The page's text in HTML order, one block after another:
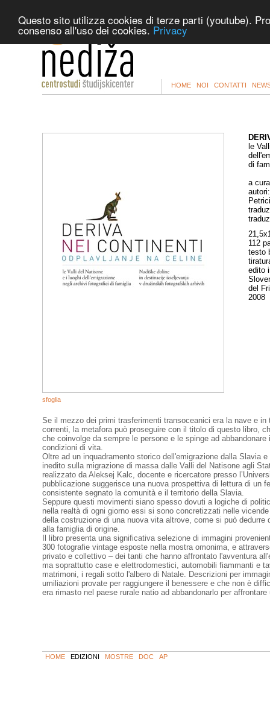
Questo sito utilizza cookies di terze parti (youtube).
consenso all'uso dei cookies. Privacy
sfoglia
le
di
a
112
testo
edito
del
2008
Se il mezzo dei primi trasferimenti transoceanici era la nave e
correnti, la metafora può proseguire con il titolo di questo libro,
che coinvolge da sempre le persone e le spinge ad
condizioni di vita.
Oltre ad un inquadramento storico dell'emigrazione dalla Slavia
inedito sulla migrazione di massa dalle Valli del Natisone agli
realizzato da Aleksej Kalc, docente e ricercatore presso
pubblicazione suggerisce una nuova prospettiva di lettura di un
consistente segnato la comunità e il territorio della Slavia.
Seppure questi movimenti siano spesso dovuti a logiche di
nella realtà di ogni giorno essi si sono concretizzati nelle
della costruzione di una nuova vita altrove, come si può dedurre
alla famiglia di origine.
Il libro presenta una significativa selezione di immagini
300 fotografie vintage esposte nella mostra omonima, e
privato e collettivo – dei tanti che hanno affrontato l'avventura
ma soprattutto case e elettrodomestici, automobili fiammanti e
matrimoni, i regali sotto l'albero di Natale. Descrizioni per
umiliazioni provate per raggiungere il benessere e che non è
era rimasto nel paese rurale natio ad abbandonarlo per
HOME EDIZIONI MOSTRE DOC AP
HOME NOI CONTATTI